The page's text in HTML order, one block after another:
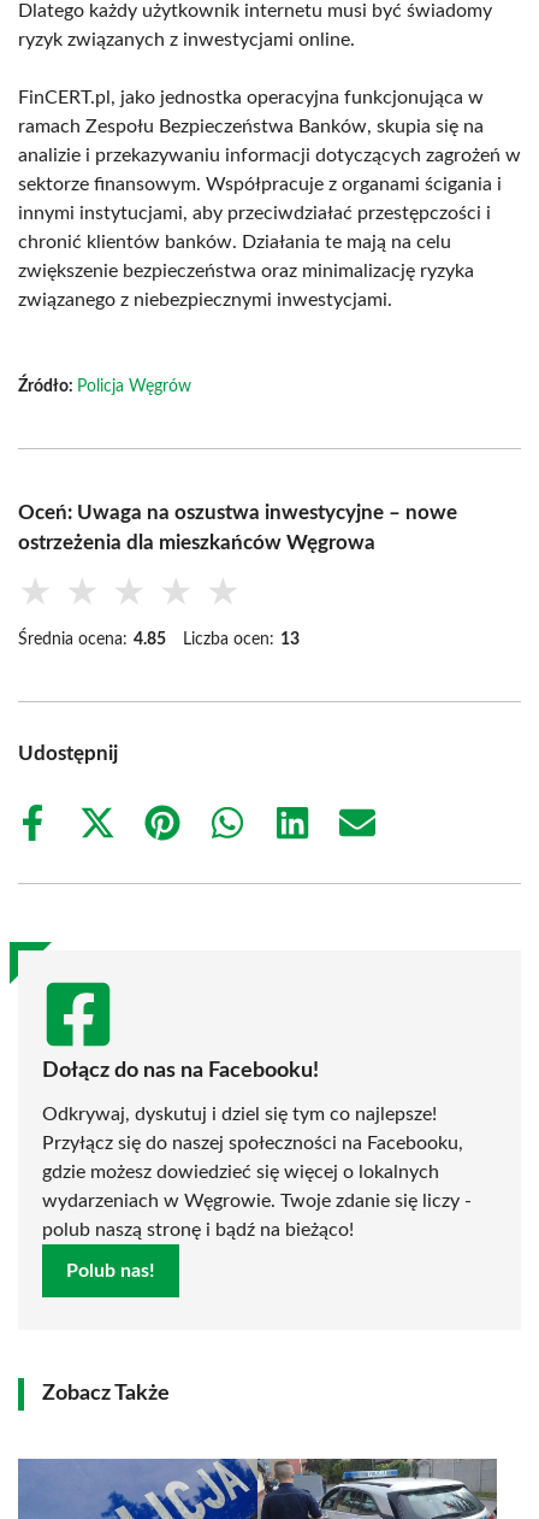
Dlatego każdy użytkownik internetu musi być świadomy
ryzyk związanych z inwestycjami online.
FinCERT.pl, jako jednostka operacyjna funkcjonująca w
ramach Zespołu Bezpieczeństwa Banków, skupia się na
analizie i przekazywaniu informacji dotyczących zagrożeń w
sektorze finansowym. Współpracuje z organami ścigania i
innymi instytucjami, aby przeciwdziałać przestępczości i
chronić klientów banków. Działania te mają na celu
zwiększenie bezpieczeństwa oraz minimalizację ryzyka
związanego z niebezpiecznymi inwestycjami.
Źródło: Policja Węgrów
Oceń: Uwaga na oszustwa inwestycyjne – nowe
ostrzeżenia dla mieszkańców Węgrowa
★ ★ ★ ★ ★
Średnia ocena: 4.85 Liczba ocen: 13
Udostępnij
Share
Share
(Twitter)
Share
Share
Share
Share
Dołącz do nas na Facebooku!
Odkrywaj, dyskutuj i dziel się tym co najlepsze!
Przyłącz się do naszej społeczności na Facebooku,
gdzie możesz dowiedzieć się więcej o lokalnych
wydarzeniach w Węgrowie. Twoje zdanie się liczy -
polub naszą stronę i bądź na bieżąco!
Polub nas!
Zobacz Także